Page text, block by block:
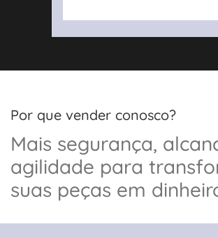
Por que vender conosco?
Mais segurança,
agilidade para
suas peças em